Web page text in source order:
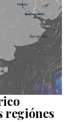
regiónes